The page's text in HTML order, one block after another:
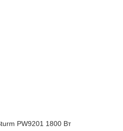
PW9201 1800 Вт